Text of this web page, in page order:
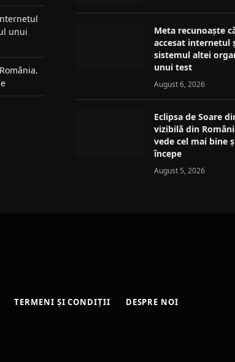
unui
Meta recunoaște
accesat internetul
sistemul altei
unui test
August 6, 2026
Eclipsa de Soare
vizibilă din
vede cel mai bine
începe
August 5, 2026
TERMENI ȘI CONDIȚII DESPRE NOI